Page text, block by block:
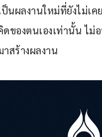
นผลงานใหม่ที่ยังไม่เ
ของตนเองเท่านั้น ไม่
สร้างผลงาน